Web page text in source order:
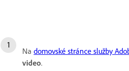
Na domovské stránce služby
video.